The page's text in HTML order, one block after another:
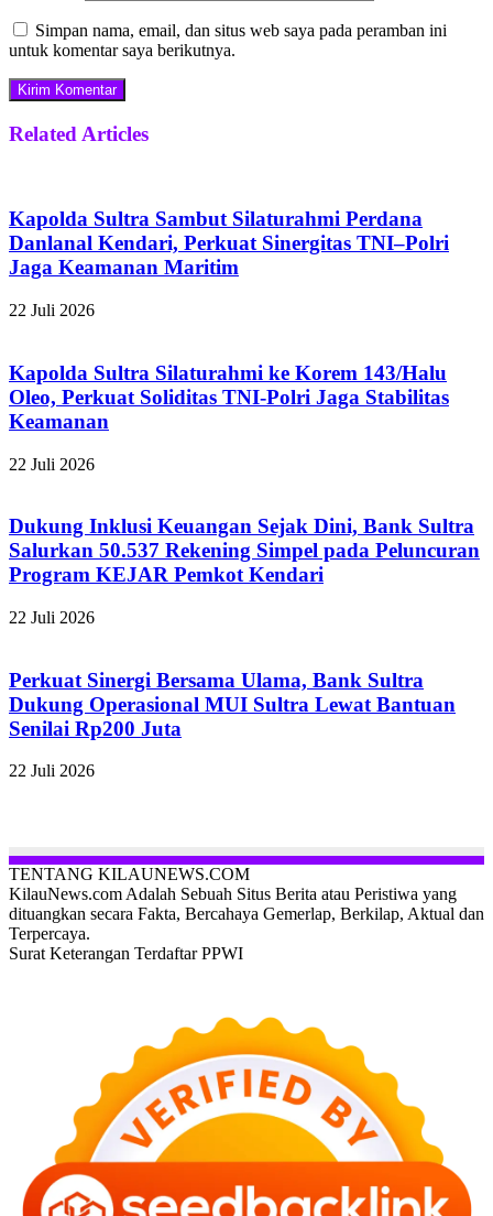
Simpan nama, email, dan situs web saya pada peramban ini
untuk komentar saya berikutnya.
Related Articles
Kapolda Sultra Sambut Silaturahmi Perdana
Danlanal Kendari, Perkuat Sinergitas TNI–Polri
Jaga Keamanan Maritim
22 Juli 2026
Kapolda Sultra Silaturahmi ke Korem 143/Halu
Oleo, Perkuat Soliditas TNI-Polri Jaga Stabilitas
Keamanan
22 Juli 2026
Dukung Inklusi Keuangan Sejak Dini, Bank Sultra
Salurkan 50.537 Rekening Simpel pada Peluncuran
Program KEJAR Pemkot Kendari
22 Juli 2026
Perkuat Sinergi Bersama Ulama, Bank Sultra
Dukung Operasional MUI Sultra Lewat Bantuan
Senilai Rp200 Juta
22 Juli 2026
TENTANG KILAUNEWS.COM
KilauNews.com Adalah Sebuah Situs Berita atau Peristiwa yang
dituangkan secara Fakta, Bercahaya Gemerlap, Berkilap, Aktual dan
Terpercaya.
Surat Keterangan Terdaftar PPWI